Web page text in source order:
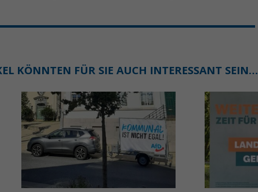
KÖNNTEN FÜR SIE AUCH INTERESSANT SEIN…